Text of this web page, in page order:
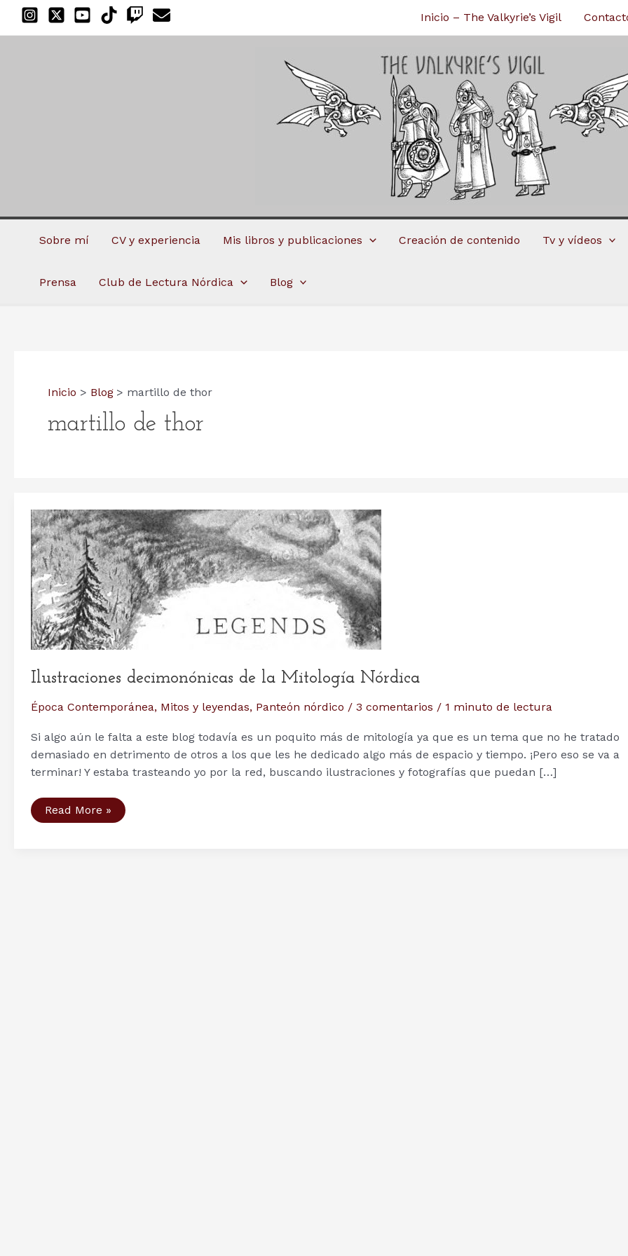
Inicio – The Valkyrie’s Vigil
Sobre mí CV y experiencia Mis libros y publicaciones Creación de contenido Tv y vídeos
Prensa Club de Lectura Nórdica Blog
Inicio Blog martillo de thor
martillo de thor
Ilustraciones decimonónicas de la Mitología Nórdica
Época Contemporánea, Mitos y leyendas, Panteón nórdico / 3 comentarios / 1 minuto de lectura
Si algo aún le falta a este blog todavía es un poquito más de mitología ya que es un tema que no he tratado
demasiado en detrimento de otros a los que les he dedicado algo más de espacio y tiempo. ¡Pero eso se va a
terminar! Y estaba trasteando yo por la red, buscando ilustraciones y fotografías que puedan […]
Ilustraciones
decimonónicas
Read More »